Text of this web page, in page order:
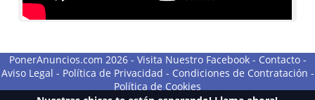
PonerAnuncios.com 2026 - Visita Nuestro Facebook- Contacto-
Aviso Legal - Política de Privacidad - Condiciones de Contratación -
Política de Cookies